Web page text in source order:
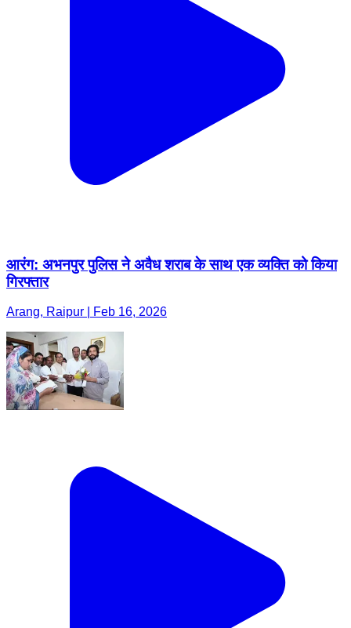
आरंग: अभनपुर पुलिस ने अवैध शराब के साथ एक व्यक्ति को किया
गिरफ्तार
Arang, Raipur | Feb 16, 2026